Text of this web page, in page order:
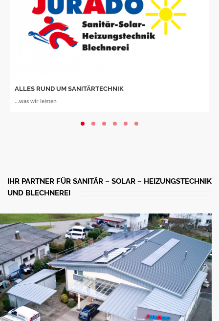
ALLES RUND UM SANITÄRTECHNIK
...was wir leisten
IHR PARTNER FÜR SANITÄR – SOLAR – HEIZUNGSTECHNIK
UND BLECHNEREI